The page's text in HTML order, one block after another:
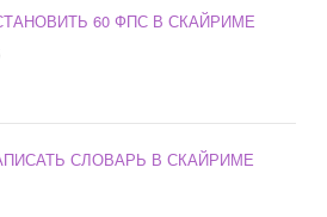
60 ФПС В СКАЙРИМЕ
СЛОВАРЬ В СКАЙРИМЕ